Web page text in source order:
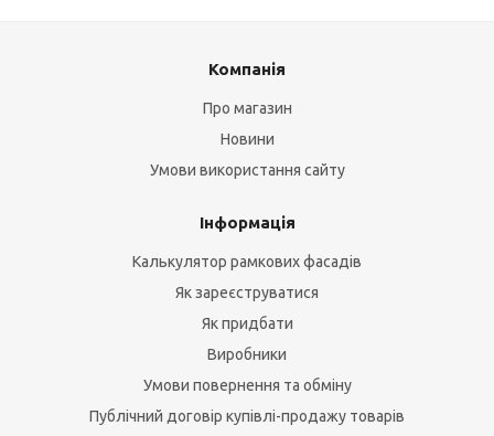
Компанія
Про магазин
Новини
Умови використання сайту
Інформація
Калькулятор рамкових фасадів
Як зареєструватися
Як придбати
Виробники
Умови повернення та обміну
Публічний договір купівлі-продажу товарів